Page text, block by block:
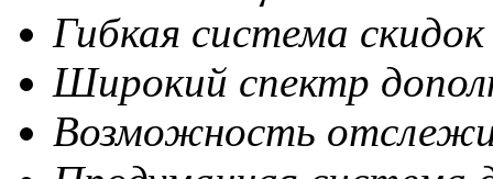
Гибкая система скидок
Широкий спектр
Возможность